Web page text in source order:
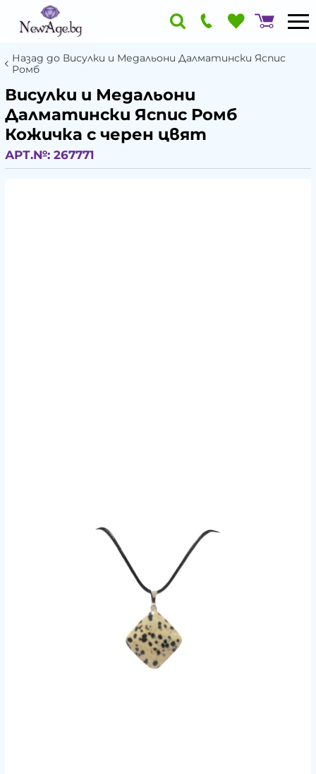
Назад до Висулки и Медальони Далматински Яспис
Ромб
Висулки и Медальони
Далматински Яспис Ромб
Кожичка с черен цвят
АРТ.№: 267771